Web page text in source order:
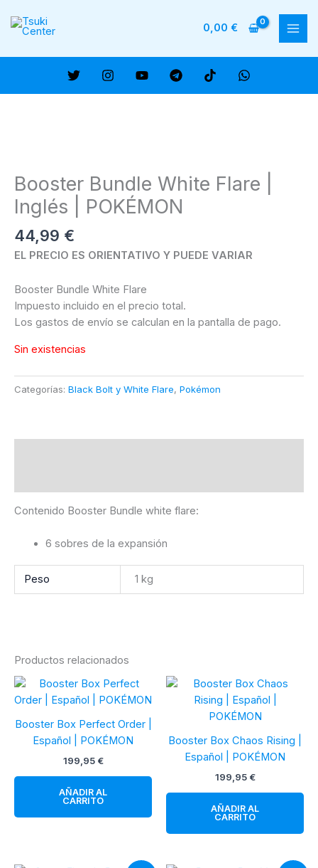
0,00 €
Booster Bundle White Flare |
Inglés | POKÉMON
44,99 €
EL PRECIO ES ORIENTATIVO Y PUEDE VARIAR
Booster Bundle White Flare
Impuesto incluido en el precio total.
Los gastos de envío se calculan en la pantalla de pago.
Sin existencias
Categorías: Black Bolt y White Flare, Pokémon
Contenido Booster Bundle white flare:
6 sobres de la expansión
Peso 1 kg
Productos relacionados
Booster Box Perfect Order |
Español | POKÉMON
199,95 €
AÑADIR AL
CARRITO
Booster Box Chaos Rising |
Español | POKÉMON
199,95 €
AÑADIR AL
CARRITO